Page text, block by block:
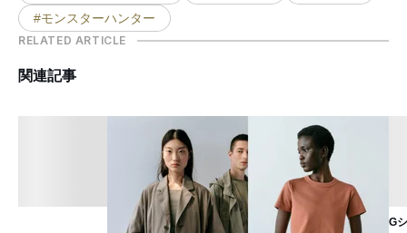
#モンスターハンター
RELATED ARTICLE
関連記事
G